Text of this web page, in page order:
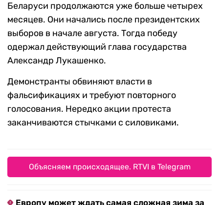
Беларуси продолжаются уже больше четырех
месяцев. Они начались после президентских
выборов в начале августа. Тогда победу
одержал действующий глава государства
Александр Лукашенко.
Демонстранты обвиняют власти в
фальсификациях и требуют повторного
голосования. Нередко акции протеста
заканчиваются стычками с силовиками.
Объясняем происходящее. RTVI в Telegram
Европу может ждать самая сложная зима за